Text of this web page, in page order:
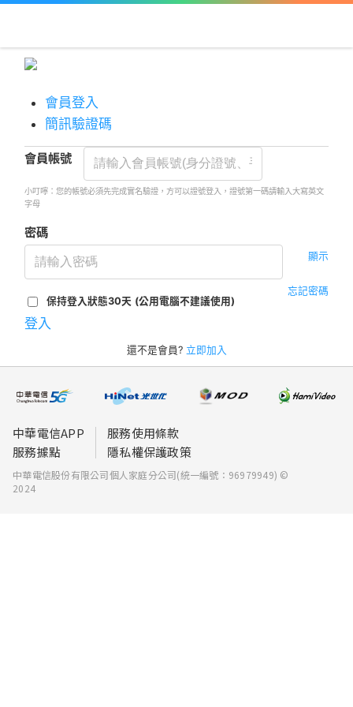
會員登入
簡訊驗證碼
會員帳號
小叮嚀：您的帳號必須先完成實名驗證，方可以證號登入，證號第一碼請輸入大寫英文
字母
密碼
顯示
忘記密碼
保持登入狀態30天 (公用電腦不建議使用)
登入
還不是會員? 立即加入
中華電信APP
服務據點
服務使用條款
隱私權保護政策
中華電信股份有限公司個人家庭分公司(統一編號：96979949) ©
2024